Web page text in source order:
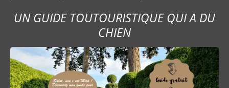
UN GUIDE TOUTOURISTIQUE QUI A DU
CHIEN